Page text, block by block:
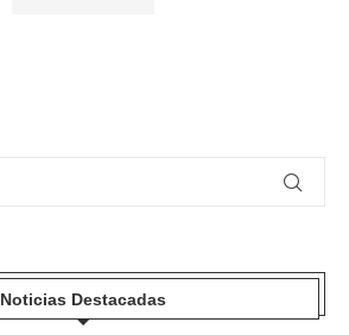
Noticias Destacadas